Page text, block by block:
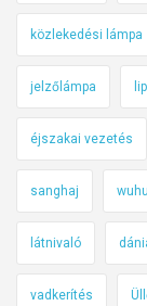
közlekedési lámpa
jelzőlámpa
éjszakai vezetés
sanghaj wuhu
látnivaló
vadkerítés